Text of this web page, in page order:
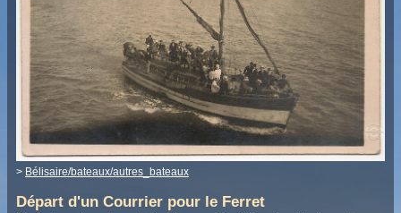
> Bélisaire/bateaux/autres_bateaux
Départ d'un Courrier pour le Ferret